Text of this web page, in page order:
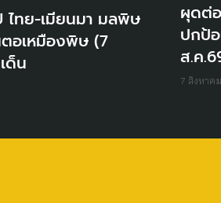
ไทย-เมียนมา มลพิษ
อเหมืองพิษ (7
ด็น
ผุดต่
ปกป้
ส.ค
7 สิงหาค